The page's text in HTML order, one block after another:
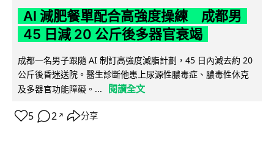
AI 減肥餐單配合高強度操練 成都男
45 日減 20 公斤後多器官衰竭
成都一名男子跟隨 AI 制訂高強度減脂計劃，45 日內減去約 20
公斤後昏迷送院。醫生診斷他患上尿源性膿毒症、膿毒性休克
及多器官功能障礙。...
閱讀全文
5 2 ↗ 分享